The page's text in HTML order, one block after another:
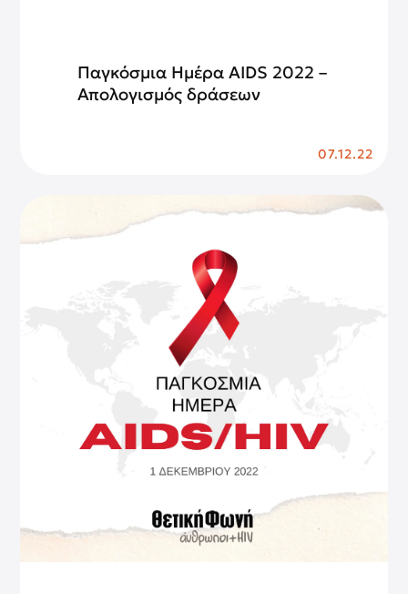
Παγκόσμια Ημέρα AIDS 2022 –
Απολογισμός δράσεων
07.12.22